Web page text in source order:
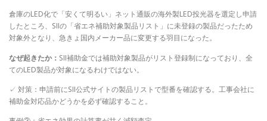
倉庫のLED化で「安くて明るい」ネット通販の海外製LED投光器を選定し申請
したところ、SIIの「省エネ補助対象製品リスト」に未登録の製品だったため
対象外となり、急きょ国内メーカー品に変更する羽目になった。
なぜ起きたか： SII補助金では補助対象製品がリスト登録制になっており、全
てのLED製品が対象になるわけではない。
✓ 対策：申請前にSII公式サイトの製品リストで型番を確認する。工事会社に
補助金対応品かどうかを必ず確認すること。